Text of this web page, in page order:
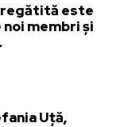
este
membri și
Uță,